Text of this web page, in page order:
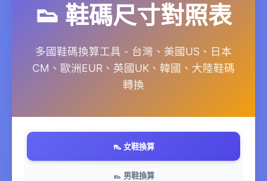
👟 鞋碼尺寸對照表
多國鞋碼換算工具 - 台灣、美國US、日本
CM、歐洲EUR、英國UK、韓國、大陸鞋碼
轉換
👠 女鞋換算
👞 男鞋換算